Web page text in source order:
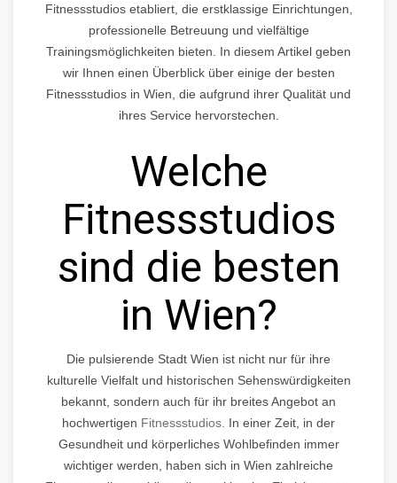
Fitnessstudios etabliert, die erstklassige Einrichtungen,
professionelle Betreuung und vielfältige
Trainingsmöglichkeiten bieten. In diesem Artikel geben
wir Ihnen einen Überblick über einige der besten
Fitnessstudios in Wien, die aufgrund ihrer Qualität und
ihres Service hervorstechen.
Welche
Fitnessstudios
sind die besten
in Wien?
Die pulsierende Stadt Wien ist nicht nur für ihre
kulturelle Vielfalt und historischen Sehenswürdigkeiten
bekannt, sondern auch für ihr breites Angebot an
hochwertigen Fitnessstudios. In einer Zeit, in der
Gesundheit und körperliches Wohlbefinden immer
wichtiger werden, haben sich in Wien zahlreiche